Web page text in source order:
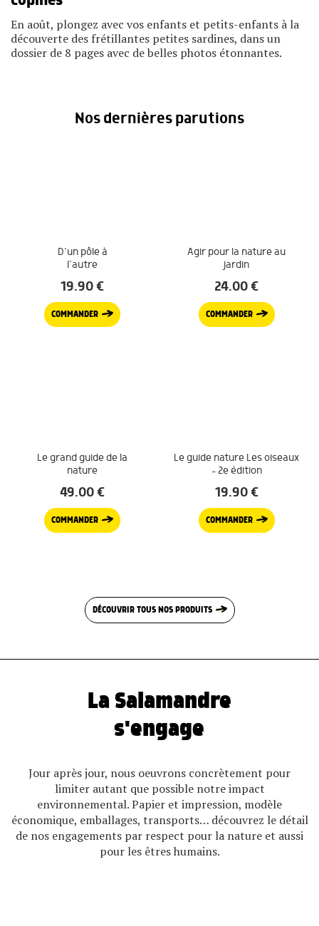
En août, plongez avec vos enfants et petits-enfants à la
découverte des frétillantes petites sardines, dans un
dossier de 8 pages avec de belles photos étonnantes.
Nos dernières parutions
D’un pôle à
l’autre
19.90€
COMMANDER
Agir pour la nature au
jardin
24.00€
COMMANDER
Le grand guide de la
nature
49.00€
COMMANDER
Le guide nature Les oiseaux
– 2e édition
19.90€
COMMANDER
DÉCOUVRIR TOUS NOS PRODUITS
La Salamandre
s'engage
Jour après jour, nous oeuvrons concrètement pour
limiter autant que possible notre impact
environnemental. Papier et impression, modèle
économique, emballages, transports… découvrez le détail
de nos engagements par respect pour la nature et aussi
pour les êtres humains.